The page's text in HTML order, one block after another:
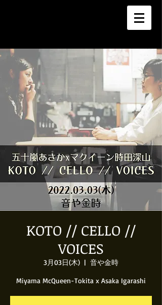
KOTO // CELLO //
VOICES
3月03日(木)
  |
音や金時
Miyama McQueen-Tokita x Asaka Igarashi